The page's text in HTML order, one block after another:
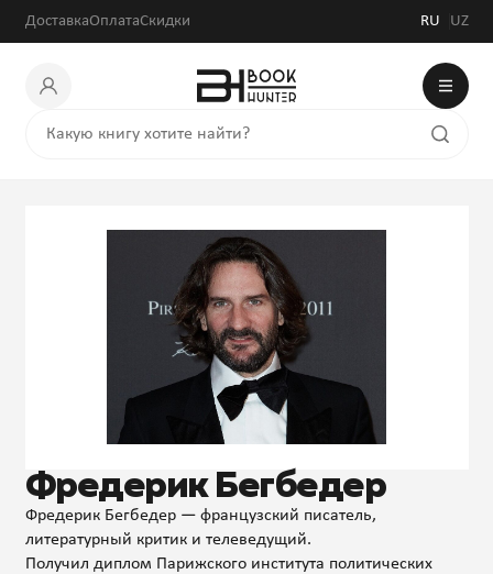
ДоставкаОплатаСкидки RU UZ
Фредерик Бегбедер
Фредерик Бегбедер — французский писатель,
литературный критик и телеведущий.
Получил диплом Парижского института политических